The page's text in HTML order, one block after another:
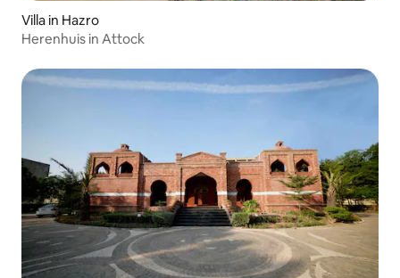
Villa in Hazro
Herenhuis in Attock